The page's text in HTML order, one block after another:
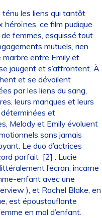
les liens qui tantôt
ce film pudique
femmes, esquissé tout
mutuels, rien
marbre entre Emily et
jaugent et s’affrontent. À
et se dévoilent
par les liens du sang,
leurs manques et leurs
et
Melody et Emily évoluent
sans jamais
Le duo d’actrices
parfait [2] : Lucie
l’écran, incarne
enfant avec une
), et Rachel Blake, en
est époustouflante
en mal d’enfant.